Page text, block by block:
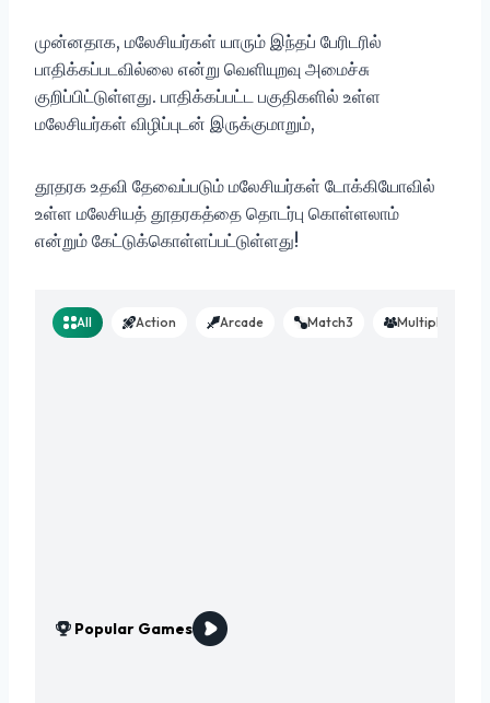
முன்னதாக, மலேசியர்கள் யாரும் இந்தப் பேரிடரில்
பாதிக்கப்படவில்லை என்று வெளியுறவு அமைச்சு
குறிப்பிட்டுள்ளது. பாதிக்கப்பட்ட பகுதிகளில் உள்ள
மலேசியர்கள் விழிப்புடன் இருக்குமாறும்,
தூதரக உதவி தேவைப்படும் மலேசியர்கள் டோக்கியோவில்
உள்ள மலேசியத் தூதரகத்தை தொடர்பு கொள்ளலாம்
என்றும் கேட்டுக்கொள்ளப்பட்டுள்ளது!